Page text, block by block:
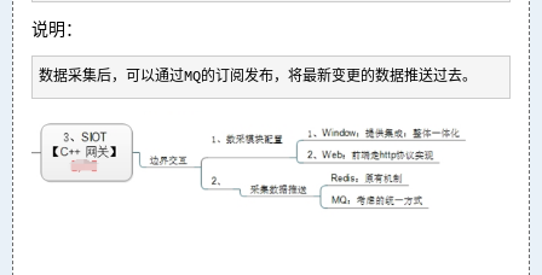
说明：
数据采集后，可以通过MQ的订阅发布，将最新变更的数据推送过去。